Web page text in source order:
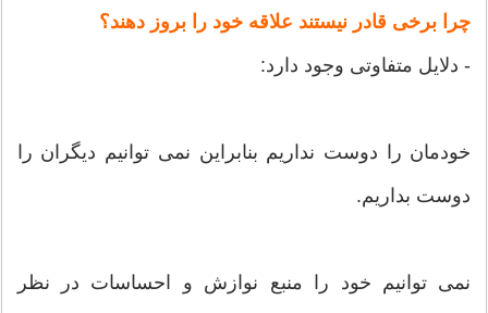
چرا برخی قادر نیستند علاقه خود را بروز دهند؟
- دلایل متفاوتی وجود دارد:
خودمان را دوست نداریم بنابراین نمی توانیم دیگران را
دوست بداریم.
نمی توانیم خود را منبع نوازش و احساسات در نظر